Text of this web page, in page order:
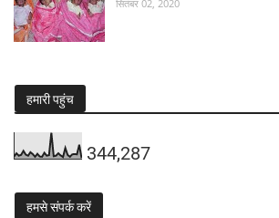
सितंबर 02, 2020
हमारी पहुंच
344,287
हमसे संपर्क करें